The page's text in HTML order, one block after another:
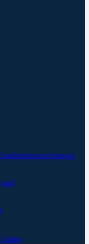
und
-halter